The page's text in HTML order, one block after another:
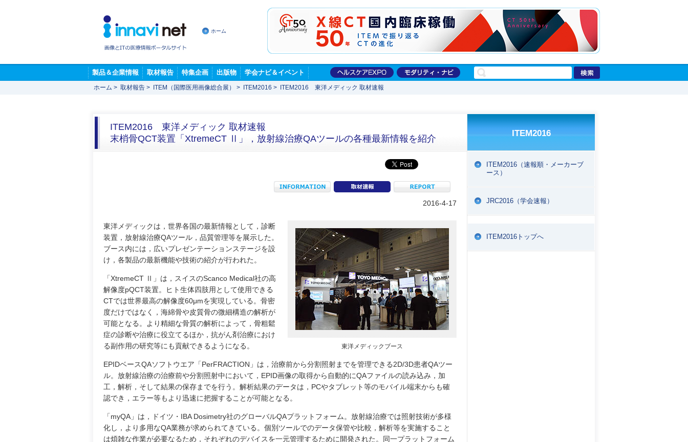
ホーム
製品＆企業情報 取材報告 特集企画 出版物 学会ナビ＆イベント
ホーム > 取材報告 > ITEM（国際医用画像総合展） > ITEM2016 > ITEM2016 東洋メディック 取材速報
ITEM2016 東洋メディック 取材速報
末梢骨QCT装置「XtremeCT Ⅱ」，放射線治療QAツールの各種最新情報を紹介
INFORMATION coverage REPORT
2016-4-17
東洋メディックブース
東洋メディックは，世界各国の最新情報として，診断
装置，放射線治療QAツール，品質管理等を展示した。
ブース内には，広いプレゼンテーションステージを設
け，各製品の最新機能や技術の紹介が行われた。
「XtremeCT Ⅱ」は，スイスのScanco Medical社の高
解像度pQCT装置。ヒト生体四肢用として使用できる
CTでは世界最高の解像度60μmを実現している。骨密
度だけではなく，海綿骨や皮質骨の微細構造の解析が
可能となる。より精細な骨質の解析によって，骨粗鬆
症の診断や治療に役立てるほか，抗がん剤治療におけ
る副作用の研究等にも貢献できるようになる。
EPIDベースQAソフトウエア「PerFRACTION」は，治療前から分割照射までを管理できる2D/3D患者QAツー
ル。放射線治療の治療前や分割照射中において，EPID画像の取得から自動的にQAファイルの読み込み，加
工，解析，そして結果の保存までを行う。解析結果のデータは，PCやタブレット等のモバイル端末からも確
認でき，エラー等もより迅速に把握することが可能となる。
「myQA」は，ドイツ・IBA Dosimetry社のグローバルQAプラットフォーム。放射線治療では照射技術が多様
化し，より多用なQA業務が求められてきている。個別ツールでのデータ保管や比較，解析等を実施すること
は煩雑な作業が必要なるため，それぞれのデバイスを一元管理するために開発された。同一プラットフォーム
ITEM2016
ITEM2016（速報順・メーカーブ
ース）
JRC2016（学会速報）
ITEM2016トップへ